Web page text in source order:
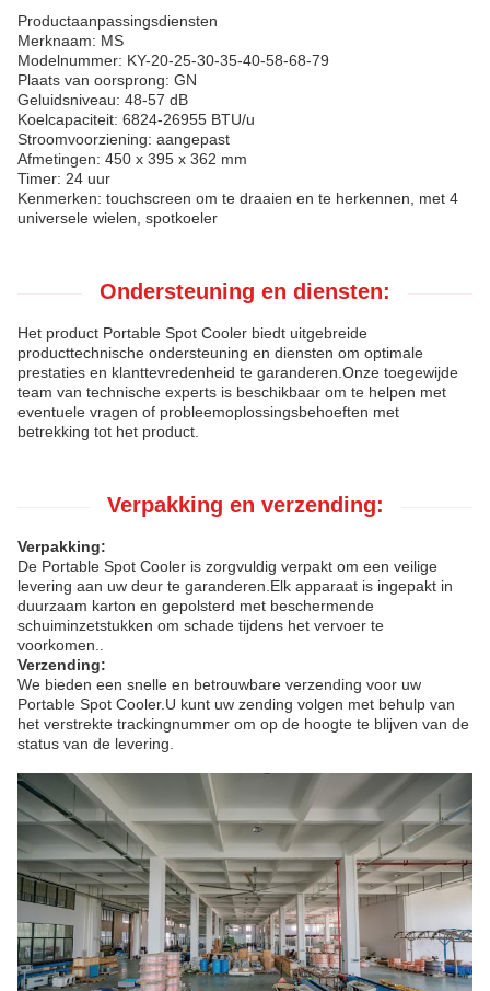
Productaanpassingsdiensten
Merknaam: MS
Modelnummer: KY-20-25-30-35-40-58-68-79
Plaats van oorsprong: GN
Geluidsniveau: 48-57 dB
Koelcapaciteit: 6824-26955 BTU/u
Stroomvoorziening: aangepast
Afmetingen: 450 x 395 x 362 mm
Timer: 24 uur
Kenmerken: touchscreen om te draaien en te herkennen, met 4
universele wielen, spotkoeler
Ondersteuning en diensten:
Het product Portable Spot Cooler biedt uitgebreide
producttechnische ondersteuning en diensten om optimale
prestaties en klanttevredenheid te garanderen.Onze toegewijde
team van technische experts is beschikbaar om te helpen met
eventuele vragen of probleemoplossingsbehoeften met
betrekking tot het product.
Verpakking en verzending:
Verpakking:
De Portable Spot Cooler is zorgvuldig verpakt om een veilige
levering aan uw deur te garanderen.Elk apparaat is ingepakt in
duurzaam karton en gepolsterd met beschermende
schuiminzetstukken om schade tijdens het vervoer te
voorkomen..
Verzending:
We bieden een snelle en betrouwbare verzending voor uw
Portable Spot Cooler.U kunt uw zending volgen met behulp van
het verstrekte trackingnummer om op de hoogte te blijven van de
status van de levering.